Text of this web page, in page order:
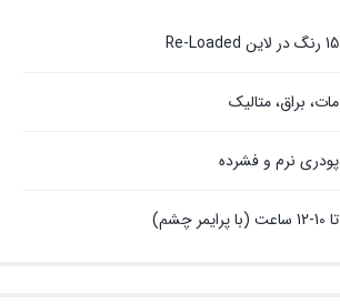
15 رنگ در لاین Re-Loaded
مات، براق، متالیک
پودری نرم و فشرده
تا 10-12 ساعت (با پرایمر چشم)